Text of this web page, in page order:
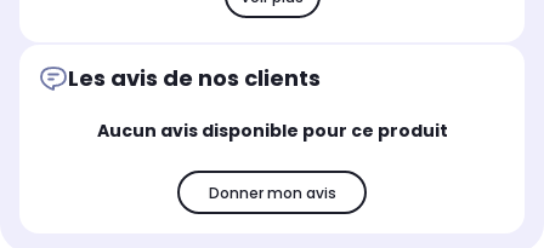
Les avis de nos clients
Aucun avis disponible pour ce produit
Donner mon avis